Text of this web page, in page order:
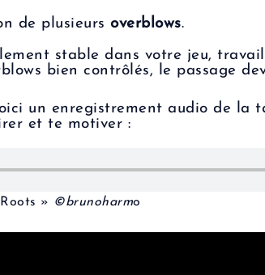
de plusieurs overblows.
stable dans votre jeu,
bien contrôlés, le passage
un enregistrement audio de la
et te motiver :
» ©brunoharmo